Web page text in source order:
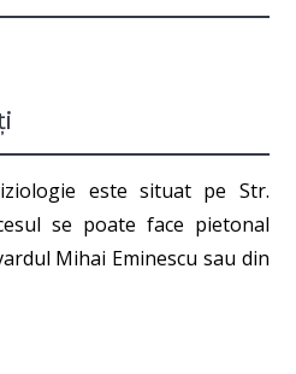
este situat pe Str.
se poate face pietonal
Mihai Eminescu sau din